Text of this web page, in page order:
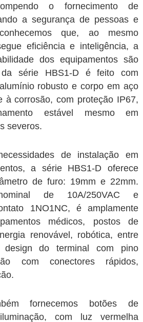
o fornecimento de
a segurança de pessoas e
que, ao mesmo
eficiência e inteligência, a
dos equipamentos são
série HBS1-D é feito com
robusto e corpo em aço
à corrosão, com proteção IP67,
estável mesmo em
severos.
de instalação em
a série HBS1-D oferece
de furo: 19mm e 22mm.
de 10A/250VAC e
1NO1NC, é amplamente
médicos, postos de
renovável, robótica, entre
do terminal com pino
com conectores rápidos,
fornecemos botões de
com luz vermelha